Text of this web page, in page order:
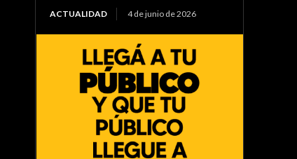
ACTUALIDAD 4 de junio de 2026